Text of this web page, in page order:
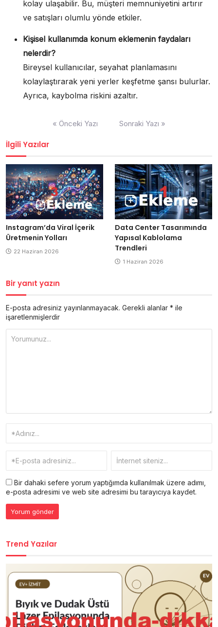
kolay ulaşabilir. Bu, müşteri memnuniyetini artırır
ve satışları olumlu yönde etkiler.
Kişisel kullanımda konum eklemenin faydaları
nelerdir?
Bireysel kullanıcılar, seyahat planlamasını
kolaylaştırarak yeni yerler keşfetme şansı bulurlar.
Ayrıca, kaybolma riskini azaltır.
« Önceki Yazı Sonraki Yazı »
İlgili Yazılar
Instagram’da Viral İçerik
Üretmenin Yolları
22 Haziran 2026
Data Center Tasarımında
Yapısal Kablolama
Trendleri
1 Haziran 2026
Bir yanıt yazın
E-posta adresiniz yayınlanmayacak. Gerekli alanlar * ile
işaretlenmişlerdir
Bir dahaki sefere yorum yaptığımda kullanılmak üzere adımı,
e-posta adresimi ve web site adresimi bu tarayıcıya kaydet.
Trend Yazılar